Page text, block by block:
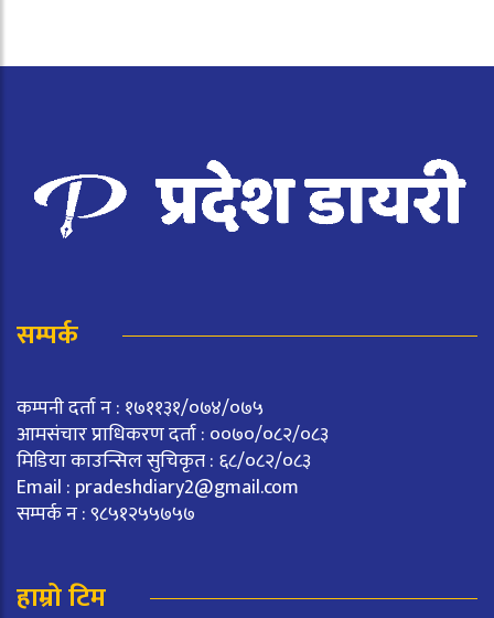
सम्पर्क
कम्पनी दर्ता न : १७११३१/०७४/०७५
आमसंचार प्राधिकरण दर्ता : ००७०/०८२/०८३
मिडिया काउन्सिल सुचिकृत : ६८/०८२/०८३
Email : pradeshdiary2@gmail.com
सम्पर्क न : ९८५१२५५७५७
हाम्रो टिम